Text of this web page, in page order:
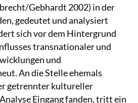
Gebhardt 2002) in der
gedeutet und analysiert
sich vor dem Hintergrund
transnationaler und
und
An die Stelle ehemals
getrennter kultureller
Eingang fanden, tritt ein